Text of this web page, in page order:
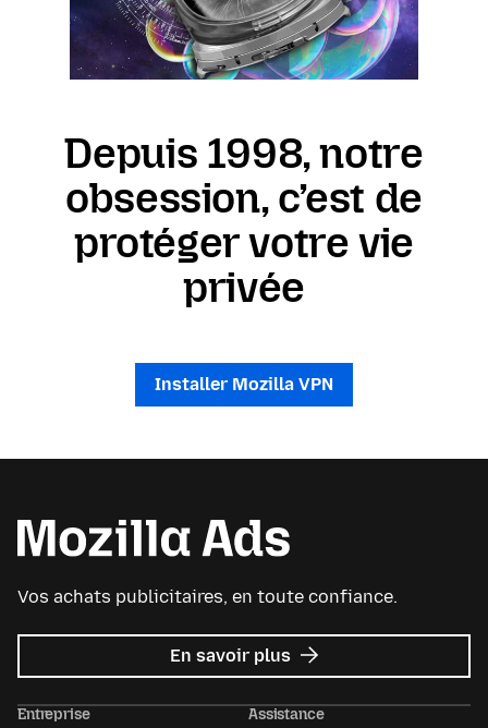
Depuis 1998, notre
obsession, c’est de
protéger votre vie
privée
Installer Mozilla VPN
Vos achats publicitaires, en toute confiance.
En savoir plus sur
Mozilla
Entreprise Assistance